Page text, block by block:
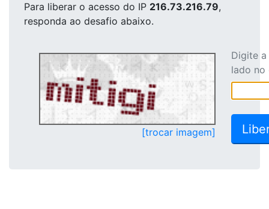
Para liberar o acesso do IP 216.73.216.79,
responda ao desafio abaixo.
[trocar imagem]
Digite
lado no